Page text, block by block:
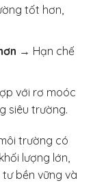
tốt hơn,
→ Hạn chế
với rơ moóc
siêu trường.
trường có
lượng lớn,
bền vững và